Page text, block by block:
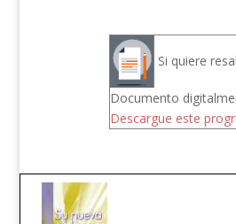
Si quiere
Documento
Descargue este